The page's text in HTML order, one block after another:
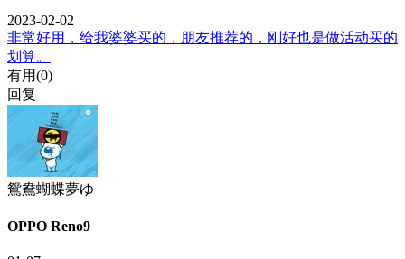
2023-02-02
非常好用，给我婆婆买的，朋友推荐的，刚好也是做活动买的
划算。
有用(0)
回复
鴛鴦蝴蝶夢ゆ
OPPO Reno9